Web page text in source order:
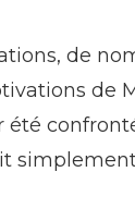
de
de
été